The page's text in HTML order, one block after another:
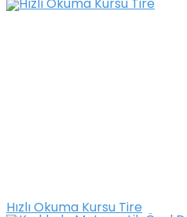
Hızlı Okuma Kursu Tire